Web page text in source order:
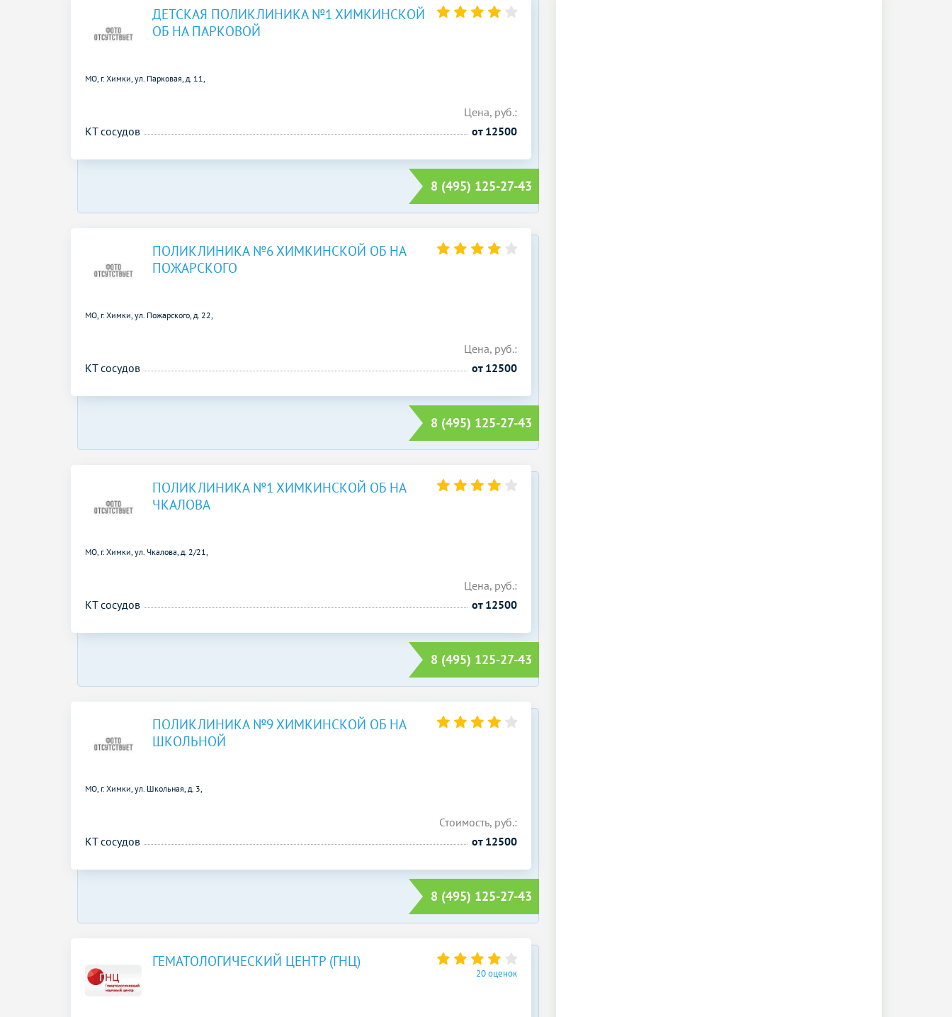
ДЕТСКАЯ ПОЛИКЛИНИКА №1 ХИМКИНСКОЙ
ОБ НА ПАРКОВОЙ
МО, г. Химки, ул. Парковая, д. 11,
Цена, руб.:
КТ сосудов
от 12500
8 (495) 125-27-43
ПОЛИКЛИНИКА №6 ХИМКИНСКОЙ ОБ НА
ПОЖАРСКОГО
МО, г. Химки, ул. Пожарского, д. 22,
Цена, руб.:
КТ сосудов
от 12500
8 (495) 125-27-43
ПОЛИКЛИНИКА №1 ХИМКИНСКОЙ ОБ НА
ЧКАЛОВА
МО, г. Химки, ул. Чкалова, д. 2/21,
Цена, руб.:
КТ сосудов
от 12500
8 (495) 125-27-43
ПОЛИКЛИНИКА №9 ХИМКИНСКОЙ ОБ НА
ШКОЛЬНОЙ
МО, г. Химки, ул. Школьная, д. 3,
Стоимость, руб.:
КТ сосудов
от 12500
8 (495) 125-27-43
ГЕМАТОЛОГИЧЕСКИЙ ЦЕНТР (ГНЦ)
20 оценок